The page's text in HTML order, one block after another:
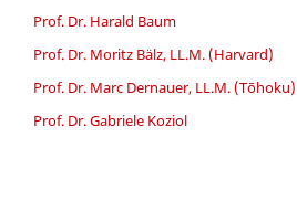
Prof. Dr. Harald Baum
Prof. Dr. Moritz Bälz, LL.M. (Harvard)
Prof. Dr. Marc Dernauer, LL.M. (Tōhoku)
Prof. Dr. Gabriele Koziol